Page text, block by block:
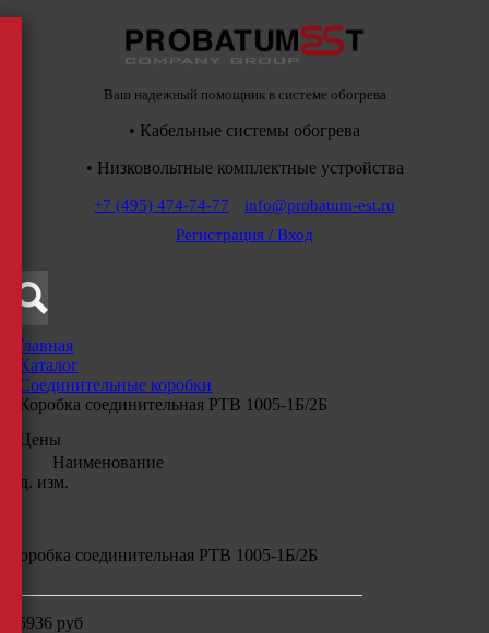
Ваш надежный помощник в системе обогрева
• Кабельные системы обогрева
• Низковольтные комплектные устройства
+7 (495) 474-74-77
info@probatum-est.ru
Регистрация / Вход
Главная
Каталог
Соединительные коробки
Коробка соединительная РТВ 1005-1Б/2Б
Цены
Наименование
Ед. изм.
Коробка соединительная РТВ 1005-1Б/2Б
25936 руб